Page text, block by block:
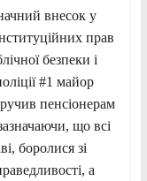
внесок у
прав
безпеки і
#1 майор
пенсіонерам
що всі
боролися зі
а